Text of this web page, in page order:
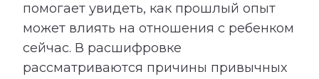
помогает увидеть, как прошлый опыт
может влиять на отношения с ребенком
сейчас. В расшифровке
рассматриваются причины привычных